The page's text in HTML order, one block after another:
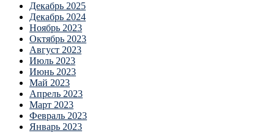
Декабрь 2025
Декабрь 2024
Ноябрь 2023
Октябрь 2023
Август 2023
Июль 2023
Июнь 2023
Май 2023
Апрель 2023
Март 2023
Февраль 2023
Январь 2023